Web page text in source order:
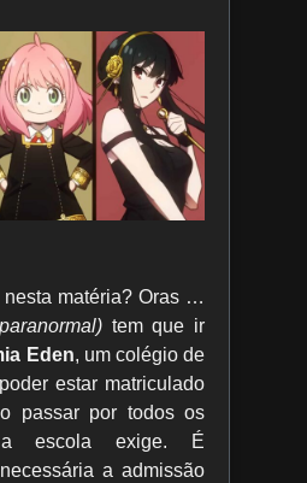
nesta matéria? Oras …
tem que ir
Eden, um colégio de
estar matriculado
passar por todos os
escola exige. É
a admissão